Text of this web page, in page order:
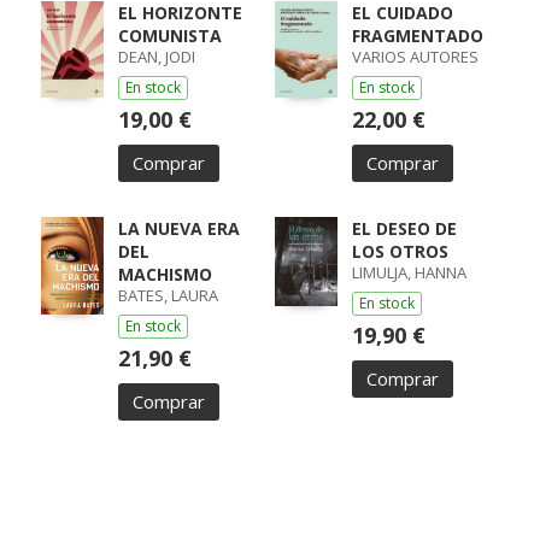
EL HORIZONTE
COMUNISTA
DEAN, JODI
En stock
19,00 €
Comprar
EL CUIDADO
FRAGMENTADO
VARIOS AUTORES
En stock
22,00 €
Comprar
LA NUEVA ERA
DEL
MACHISMO
BATES, LAURA
En stock
21,90 €
Comprar
EL DESEO DE
LOS OTROS
LIMULJA, HANNA
En stock
19,90 €
Comprar